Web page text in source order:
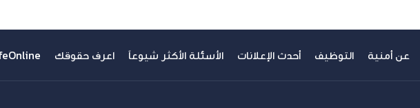
عن أمنية التوظيف أحدث الإعلانات الأسئلة الأكثر شيوعاً اعرف حقوقك